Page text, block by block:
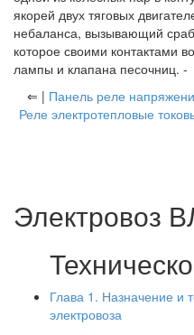
якорей двух тяговых
небаланса, вызывающий
которое своими контактами
лампы и клапана песочниц. -
⇐ | Панель реле
Реле электротепловые
Электровоз
Глава 1. Назначение и
электровоза